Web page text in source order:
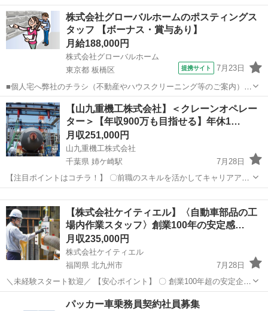
務、他
神奈川 横浜市 元町・中華街駅
株式会社グローバルホームのポスティングス
タッフ 【ボーナス・賞与あり】
月給188,000円
株式会社グローバルホーム
東京都 板橋区
提携サイト 7月23日
■個人宅へ弊社のチラシ（不動産やハウスクリーニング等のご案内）の
ポスティング ※東京・神奈川・埼玉などの現場への直行直帰あり ★ポ
スティングエリアは弊社で指定します ■月給188,000円～300,000円＋
インセンティブあ...
東京 板橋区 その他
【山九重機工株式会社】＜クレーンオペレー
ター＞【年収900万も目指せる】年休1…
月収251,000円
山九重機工株式会社
千葉県 姉ケ崎駅
7月28日
【注目ポイントはコチラ！】 〇前職のスキルを活かしてキャリアアッ
プ！900万も実現可能！ 〇年間休日120日＆週休2日制でプライベート
も充実 〇賞与4ヶ月分以上（過去実績）！頑張りをしっかり還元 〇手
当・福利厚生が充...【株式会社ケイティエル】〈自動車部品の工
場内作業スタッフ〉創業100年の安定感…
月収235,000円
株式会社ケイティエル
福岡県 北九州市
7月28日
＼未経験スタート歓迎／ 【安心ポイント】 〇 創業100年超の安定企業
〇 重量物の持ち運び少なめ 〇 複雑な作業なしのルーティン 〇 社員寮
あり 〇 国家資格取得は会社が全額負担 〇 年間休日最大118日...
北九州市 その他 未経験
パッカー車乗務員契約社員募集